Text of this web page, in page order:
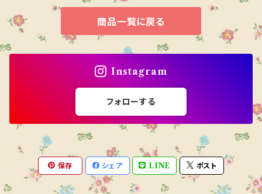
商品一覧に戻る
Instagram
フォローする
保存 シェア LINE ポスト